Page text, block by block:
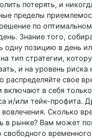
потерять, и
пределы
по
Знание того,
одну позицию в день
тип стратегии,
и на уровень риска
распределяйте свое
включают в себя
и/или тейк-профита.
Сколько
в рынке? Вам может
свободного